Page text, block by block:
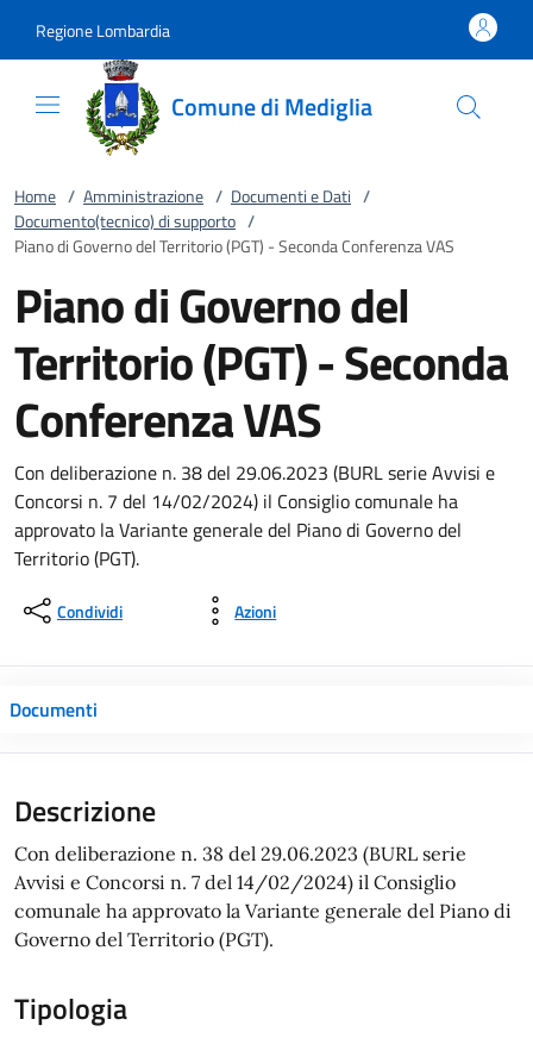
Regione Lombardia
Comune di Mediglia
Home / Amministrazione / Documenti e Dati /
Documento(tecnico) di supporto /
Piano di Governo del Territorio (PGT) - Seconda Conferenza VAS
Piano di Governo del
Territorio (PGT) - Seconda
Conferenza VAS
Con deliberazione n. 38 del 29.06.2023 (BURL serie Avvisi e
Concorsi n. 7 del 14/02/2024) il Consiglio comunale ha
approvato la Variante generale del Piano di Governo del
Territorio (PGT).
Condividi Azioni
Documenti
Descrizione
Con deliberazione n. 38 del 29.06.2023 (BURL serie
Avvisi e Concorsi n. 7 del 14/02/2024) il Consiglio
comunale ha approvato la Variante generale del Piano di
Governo del Territorio (PGT).
Tipologia